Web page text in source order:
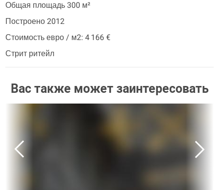
Общая площадь 300 м²
Построено 2012
Стоимость евро / м2: 4 166 €
Стрит ритейл
Вас также может заинтересовать